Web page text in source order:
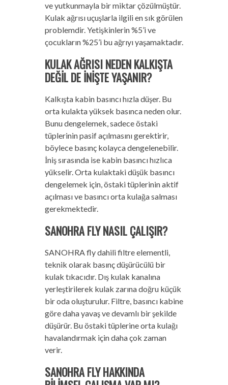
ve yutkunmayla bir miktar çözülmüştür.
Kulak ağrısı uçuşlarla ilgili en sık görülen
problemdir. Yetişkinlerin %5’i ve
çocukların %25’i bu ağrıyı yaşamaktadır.
KULAK AĞRISI NEDEN KALKIŞTA
DEĞİL DE İNİŞTE YAŞANIR?
Kalkışta kabin basıncı hızla düşer. Bu
orta kulakta yüksek basınca neden olur.
Bunu dengelemek, sadece östaki
tüplerinin pasif açılmasını gerektirir,
böylece basınç kolayca dengelenebilir.
İniş sırasında ise kabin basıncı hızlıca
yükselir. Orta kulaktaki düşük basıncı
dengelemek için, östaki tüplerinin aktif
açılması ve basıncı orta kulağa salması
gerekmektedir.
SANOHRA FLY NASIL ÇALIŞIR?
SANOHRA fly dahili filtre elementli,
teknik olarak basınç düşürücülü bir
kulak tıkacıdır. Dış kulak kanalına
yerleştirilerek kulak zarına doğru küçük
bir oda oluşturulur. Filtre, basıncı kabine
göre daha yavaş ve devamlı bir şekilde
düşürür. Bu östaki tüplerine orta kulağı
havalandırmak için daha çok zaman
verir.
SANOHRA FLY HAKKINDA